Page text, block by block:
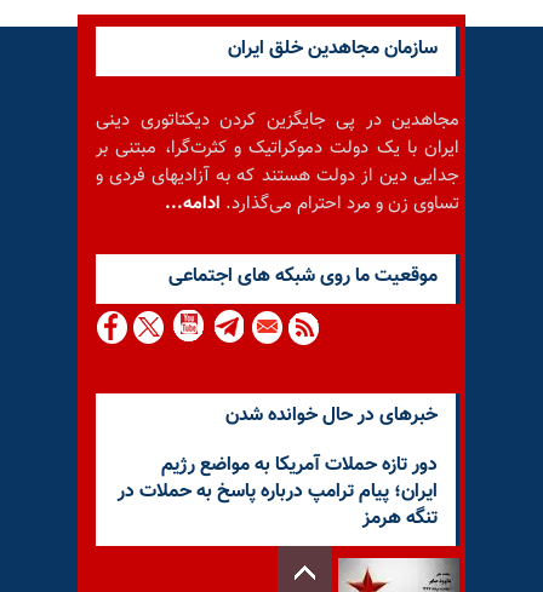
سازمان مجاهدین خلق ایران
مجاهدین در پی جایگزین کردن دیکتاتوری دینی
ایران با یک دولت دموکراتیک و کثرت‌گرا، مبتنی بر
جدایی دین از دولت هستند که به آزادیهای فردی و
تساوی زن و مرد احترام می‌گذارد. ادامه...
موقعيت ما روى شبكه هاى اجتماعى
خبرهای در حال خوانده شدن
دور تازه حملات آمریکا به مواضع رژیم
ایران؛ پیام ترامپ درباره پاسخ به حملات در
تنگه هرمز